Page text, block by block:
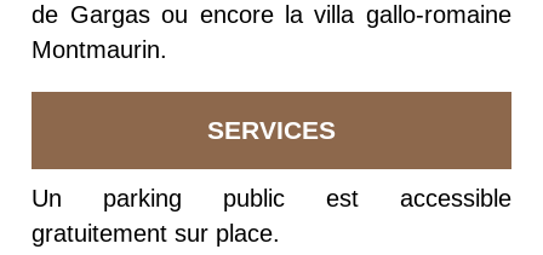
de Gargas ou encore la villa gallo-romaine
Montmaurin.
SERVICES
Un parking public est accessible
gratuitement sur place.